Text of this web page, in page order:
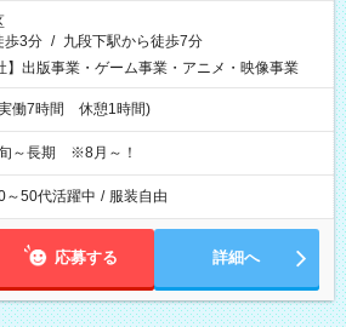
歩3分 / 九段下駅から徒歩7分
】出版事業・ゲーム事業・アニメ・映像事業
働7時間 休憩1時間)
～長期 ※8月～！
～50代活躍中 / 服装自由
応募する 詳細へ